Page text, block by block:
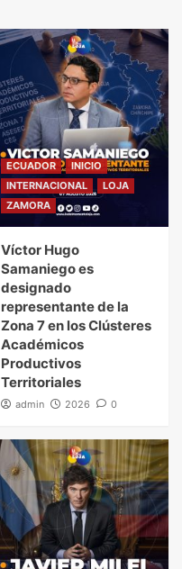
ECUADOR
INICIO
INTERNACIONAL
LOJA
ZAMORA
Víctor Hugo
Samaniego es
designado
representante de la
Zona 7 en los Clústeres
Académicos
Productivos
Territoriales
admin 2026 0